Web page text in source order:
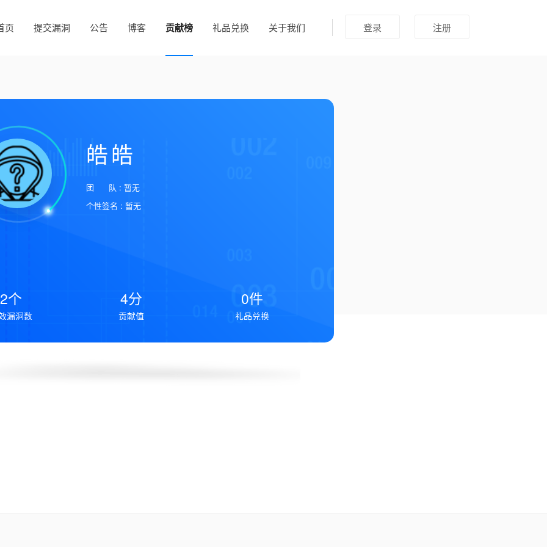
登录 注册
页 提交漏洞 公告 博客 贡献榜 礼品兑换 关于我们
皓皓
团 队 : 暂无
个性签名 : 暂无
2个
漏洞数
4分
贡献值
0件
礼品兑换